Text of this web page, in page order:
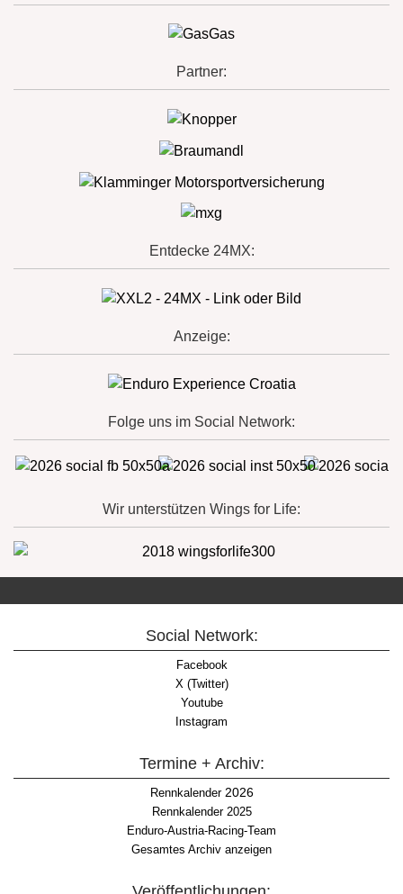
Partner:
Entdecke 24MX:
Anzeige:
Folge uns im Social Network:
Wir unterstützen Wings for Life:
Social Network:
Facebook
X (Twitter)
Youtube
Instagram
Termine + Archiv:
Rennkalender2026
Rennkalender 2025
Enduro-Austria-Racing-Team
Gesamtes Archiv anzeigen